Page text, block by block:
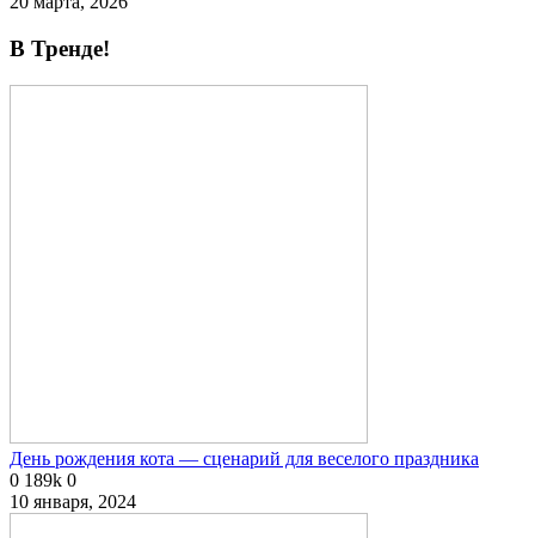
В Тренде!
День рождения кота — сценарий для веселого праздника
0 189k 0
10 января, 2024